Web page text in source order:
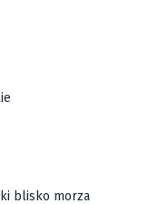
blisko morza